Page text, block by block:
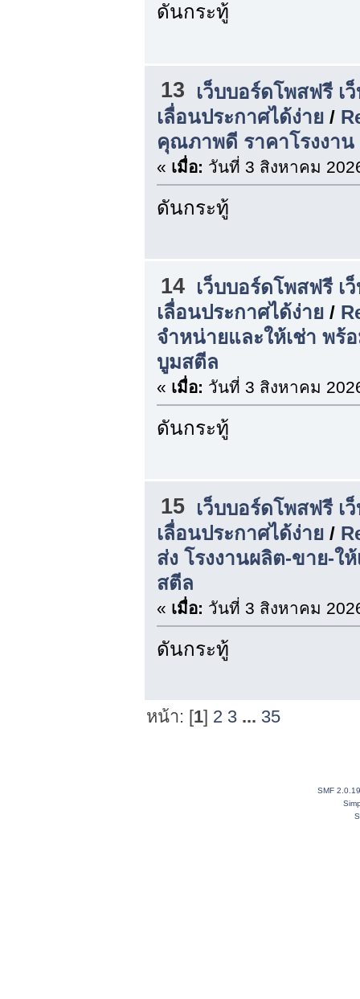
ดันกระทู้
13
เว็บบอร์ดโพสฟรี เ
เลื่อนประกาศได้ง่าย/
คุณภาพดี ราคาโรงงา
« เมื่อ: วันที่ 3 สิงหาคม
ดันกระทู้
14 เว็บบอร์ดโพสฟรี เ
เลื่อนประกาศได้ง่าย/
จำหน่ายและให้เช่า พร้
บูมสตีล
« เมื่อ: วันที่ 3 สิงหาคม
ดันกระทู้
15 เว็บบอร์ดโพสฟรี เ
เลื่อนประกาศได้ง่าย/
ส่ง โรงงานผลิต-ขาย-ใ
สตีล
« เมื่อ: วันที่ 3 สิงหาคม
ดันกระทู้
หน้า: [1] 2 3 ... 35
SMF 2.0.19